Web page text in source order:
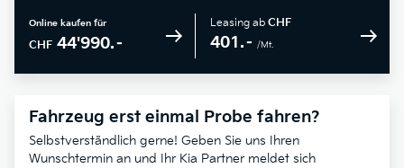
Online kaufen für
CHF 44'990.–
Leasing ab CHF
401.– /Mt.
Fahrzeug erst einmal Probe fahren?
Selbstverständlich gerne! Geben Sie uns Ihren
Wunschtermin an und Ihr Kia Partner meldet sich